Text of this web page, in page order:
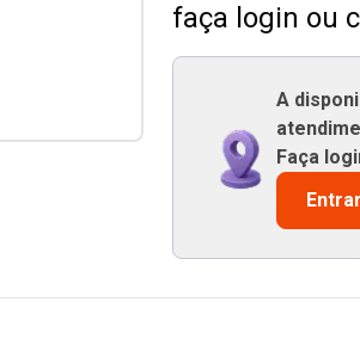
faça login ou
A
Faça